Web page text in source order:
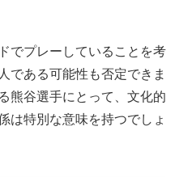
でプレーしていることを考
である可能性も否定できま
熊谷選手にとって、文化的
は特別な意味を持つでしょ